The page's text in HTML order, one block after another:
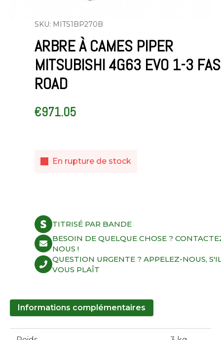
SKU: MITS1BP270B
ARBRE À CAMES PIPER
MITSUBISHI 4G63 EVO 1-3
ROAD
€971.05
En rupture de stock
TITRISÉ PAR BANDE
BESOIN DE QUELQUE CHOSE ?
NOUS !
QUESTION URGENTE ? APPELEZ-NOUS,
VOUS PLAÎT
Informations complémentaires